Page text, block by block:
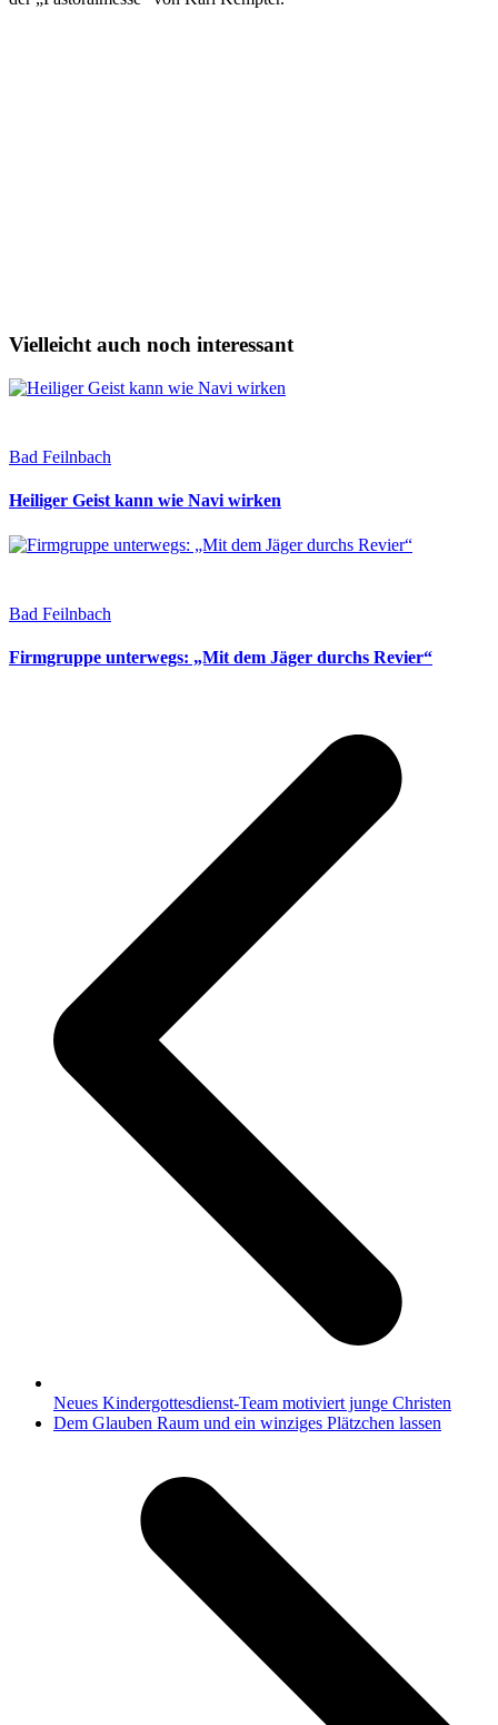
Vielleicht auch noch interessant
Bad Feilnbach
Heiliger Geist kann wie Navi wirken
Bad Feilnbach
Firmgruppe unterwegs: „Mit dem Jäger durchs Revier“
Neues Kindergottesdienst-Team motiviert junge Christen
Nächster
Dem Glauben Raum und ein winziges Plätzchen lassen